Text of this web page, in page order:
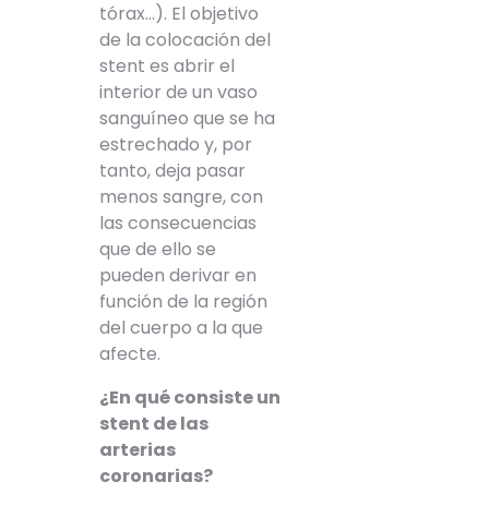
tórax…). El objetivo
de la colocación del
stent es abrir el
interior de un vaso
sanguíneo que se ha
estrechado y, por
tanto, deja pasar
menos sangre, con
las consecuencias
que de ello se
pueden derivar en
función de la región
del cuerpo a la que
afecte.
¿En qué consiste un
stent de las
arterias
coronarias?